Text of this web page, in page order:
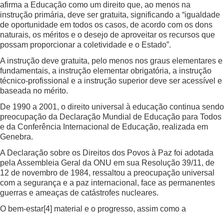
afirma a Educação como um direito que, ao menos na
instrução primária, deve ser gratuita, significando a “igualdade
de oportunidade em todos os casos, de acordo com os dons
naturais, os méritos e o desejo de aproveitar os recursos que
possam proporcionar a coletividade e o Estado”.
A instrução deve gratuita, pelo menos nos graus elementares e
fundamentais, a instrução elementar obrigatória, a instrução
técnico-profissional e a instrução superior deve ser acessível e
baseada no mérito.
De 1990 a 2001, o direito universal à educação continua sendo
preocupação da Declaração Mundial de Educação para Todos
e da Conferência Internacional de Educação, realizada em
Genebra.
A Declaração sobre os Direitos dos Povos à Paz foi adotada
pela Assembleia Geral da ONU em sua Resolução 39/11, de
12 de novembro de 1984, ressaltou a preocupação universal
com a segurança e a paz internacional, face as permanentes
guerras e ameaças de catástrofes nucleares.
O bem-estar[4] material e o progresso, assim como a